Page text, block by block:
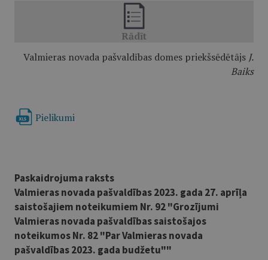
Valmieras novada pašvaldības domes priekšsēdētājs J.
Baiks
Pielikumi
Paskaidrojuma raksts
Valmieras novada pašvaldības 2023. gada 27. aprīļa
saistošajiem noteikumiem Nr. 92 "Grozījumi
Valmieras novada pašvaldības saistošajos
noteikumos Nr. 82 "Par Valmieras novada
pašvaldības 2023. gada budžetu""